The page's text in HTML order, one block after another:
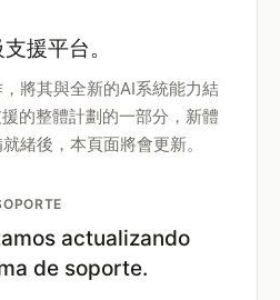
援平台。
將其與全新的AI系統能力結
的整體計劃的一部分，新體
緒後，本頁面將會更新。
actualizando
de soporte.